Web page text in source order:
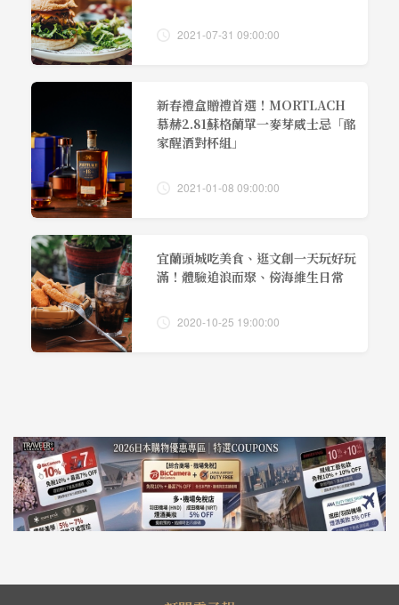
2021-07-31 09:00:00
新春禮盒贈禮首選！MORTLACH
慕赫2.81蘇格蘭單一麥芽威士忌「酩
家醒酒對杯組」
2021-01-08 09:00:00
宜蘭頭城吃美食、逛文創一天玩好玩
滿！體驗追浪而聚、傍海維生日常
2020-10-25 19:00:00